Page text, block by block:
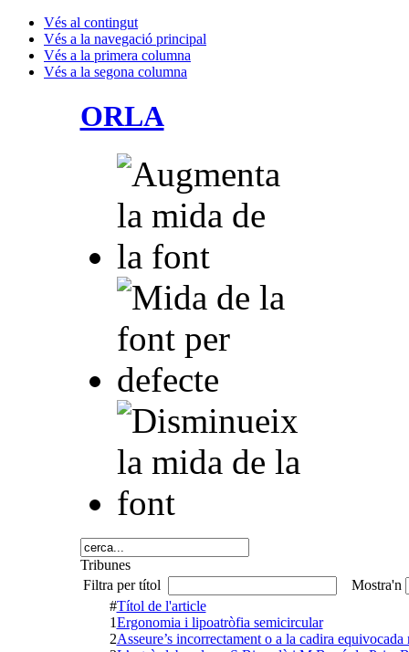
Vés al contingut
Vés a la navegació principal
Vés a la primera columna
Vés a la segona columna
ORLA
Tribunes
Filtra per títol
Mostra'n
#Títol de l'article
1Ergonomia i lipoatròfia semicircular
2Asseure’s incorrectament o a la cadira equivocada